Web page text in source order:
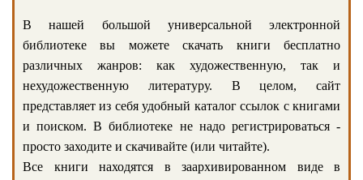
В нашей большой универсальной электронной
библиотеке вы можете скачать книги бесплатно
различных жанров: как художественную, так и
нехудожественную литературу. В целом, сайт
представляет из себя удобный каталог ссылок с книгами
и поиском. В библиотеке не надо регистрироваться -
просто заходите и скачивайте (или читайте).
Все книги находятся в заархивированном виде в